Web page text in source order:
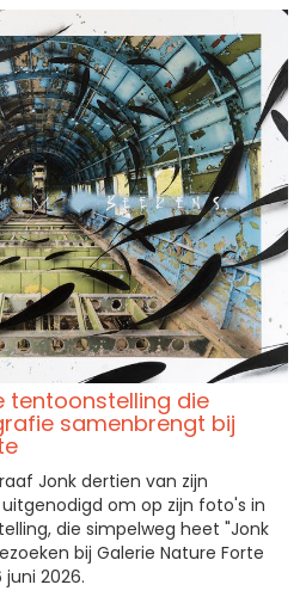
tentoonstelling die
samenbrengt bij
Jonk dertien van zijn
om op zijn foto's in
die simpelweg heet "Jonk
bij Galerie Nature Forte
2026.